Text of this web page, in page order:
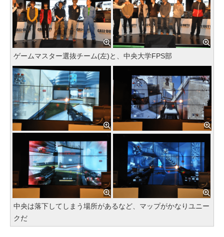
ゲームマスター選抜チーム(左)と、中央大学FPS部
中央は落下してしまう場所があるなど、マップがかなりユニー
クだ